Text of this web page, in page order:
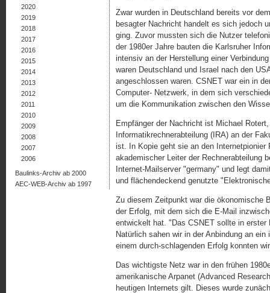
Zwar wurden in Deutschland bereits vor
besagter Nachricht handelt es sich jedoch
ging. Zuvor mussten sich die Nutzer
der 1980er Jahre bauten die Karlsruher
intensiv an der Herstellung einer
waren Deutschland und Israel nach den
angeschlossen waren. CSNET war ein in
Computer- Netzwerk, in dem sich
um die Kommunikation zwischen den
Empfänger der Nachricht ist Michael
Informatikrechnerabteilung (IRA) an der
ist. In Kopie geht sie an den
akademischer Leiter der Rechnerabteilung
Internet-Mailserver "germany" und legt
und flächendeckend genutzte
Zu diesem Zeitpunkt war die ökonomische
der Erfolg, mit dem sich die E-Mail
entwickelt hat. "Das CSNET sollte in
Natürlich sahen wir in der Anbindung an
einem durch-schlagenden Erfolg konnten
Das wichtigste Netz war in den frühen
amerikanische Arpanet (Advanced
heutigen Internets gilt. Dieses wurde
2020
2019
2018
2017
2016
2015
2014
2013
2012
2011
2010
2009
2008
2007
2006
Baulinks-Archiv ab 2000
AEC-WEB-Archiv ab 1997